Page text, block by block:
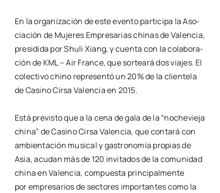
En la orga­ni­za­ción de este even­to par­ti­ci­pa la Aso­
cia­ción de Muje­res Empre­sa­riaschi­nas de Valen­cia,
pre­si­di­da por Shu­li Xiang, y cuen­ta con la cola­bo­ra­
ción de KML – AirFran­ce, que sor­tea­rá dos via­jes. El
colec­ti­vo chino repre­sen­tó un 20% de la clien­te­la
deCasino Cir­sa Valen­cia en 2015.
Está pre­vis­to que a la cena de gala de la “noche­vie­ja
chi­na” de Casino Cir­sa Valen­cia, que con­ta­rá con
ambien­ta­ción musi­cal y gas­tro­no­mía pro­pias de
Asia, acu­dan más de 120 invi­ta­dos de la comu­ni­dad
chi­na en Valen­cia, com­pues­ta prin­ci­pal­men­te
porempre­sa­rios de sec­to­res impor­tan­tes como la